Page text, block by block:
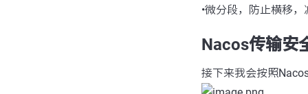
•微分段，防止横移
Nacos传输安
接下来我会按照